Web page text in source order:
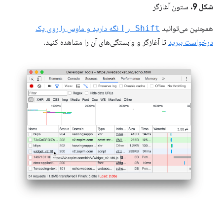
شکل 9. ستون آغازگر
همچنین می‌توانید Shift را
نگه دارید و ماوس را روی یک
درخواست ببرید تا آغازگر و وابستگی‌های آن را مشاهده کنید.